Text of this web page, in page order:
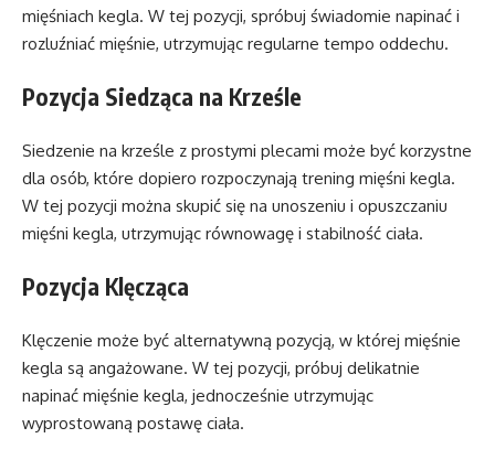
mięśniach kegla. W tej pozycji, spróbuj świadomie napinać i
rozluźniać mięśnie, utrzymując regularne tempo oddechu.
Pozycja Siedząca na Krześle
Siedzenie na krześle z prostymi plecami może być korzystne
dla osób, które dopiero rozpoczynają trening mięśni kegla.
W tej pozycji można skupić się na unoszeniu i opuszczaniu
mięśni kegla, utrzymując równowagę i stabilność ciała.
Pozycja Klęcząca
Klęczenie może być alternatywną pozycją, w której mięśnie
kegla są angażowane. W tej pozycji, próbuj delikatnie
napinać mięśnie kegla, jednocześnie utrzymując
wyprostowaną postawę ciała.